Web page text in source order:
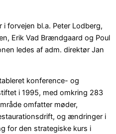
i forvejen bl.a. Peter Lodberg,
Erik Vad Brændgaard og Poul
ledes af adm. direktør Jan
konference- og
i 1995, med omkring 283
omfatter møder,
og ændringer i
for den strategiske kurs i